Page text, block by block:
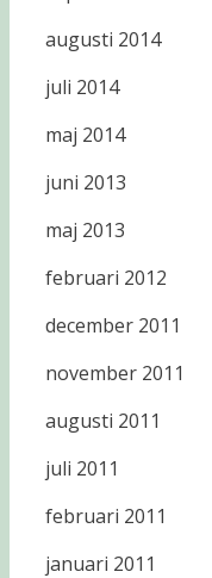
augusti 2014
juli 2014
maj 2014
juni 2013
maj 2013
februari 2012
december 2011
november 2011
augusti 2011
juli 2011
februari 2011
januari 2011